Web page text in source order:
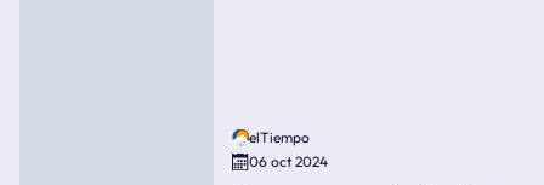
elTiempo
06 oct 2024